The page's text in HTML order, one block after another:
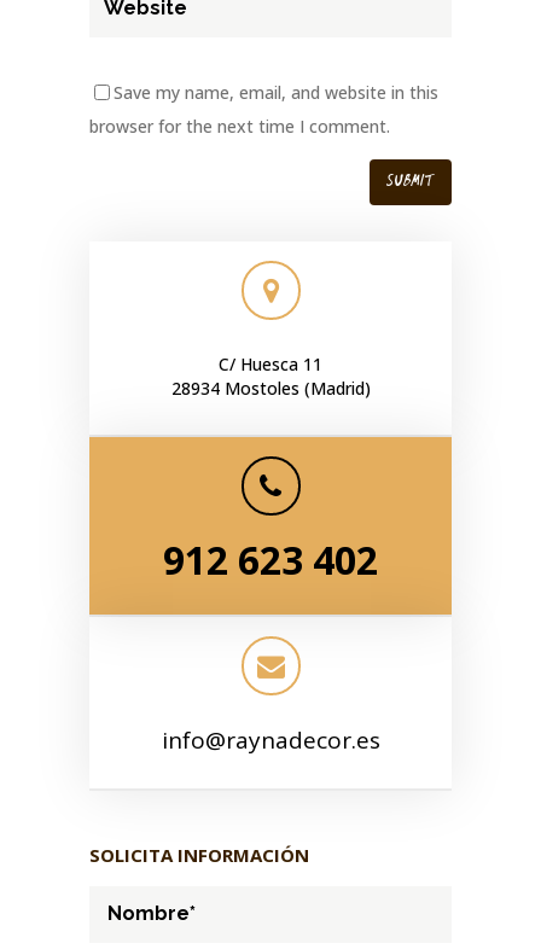
Save my name, email, and website in this
browser for the next time I comment.
C/ Huesca 11
28934 Mostoles (Madrid)
912 623 402
info@raynadecor.es
SOLICITA INFORMACIÓN